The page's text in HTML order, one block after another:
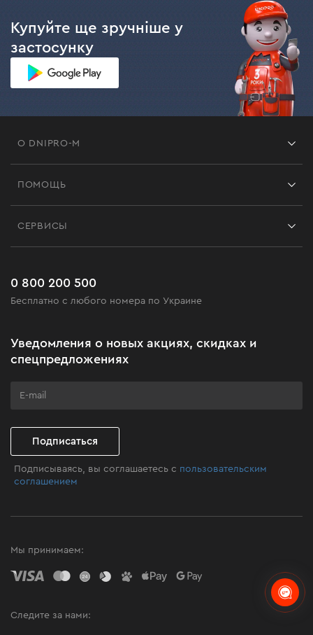
Купуйте ще зручніше у
застосунку
О DNIPRO-M
Черная пятница
Клуб мастерства
ПОМОЩЬ
Часто задаваемые вопросы
СЕРВИСЫ
0 800 200 500
Бесплатно с любого номера по Украине
Уведомления о новых акциях, скидках и
спецпредложениях
Подписаться
Подписываясь, вы соглашаетесь с пользовательским
соглашением
Мы принимаем:
Следите за нами: